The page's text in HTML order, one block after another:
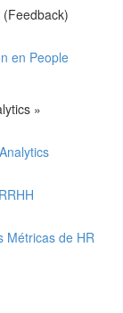
en People
»
Métricas de HR